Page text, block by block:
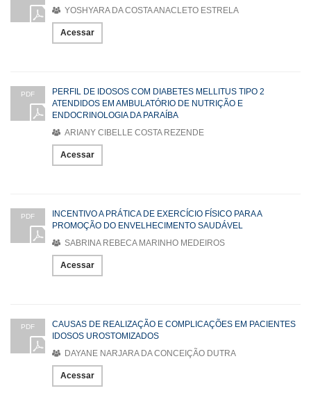
YOSHYARA DA COSTA ANACLETO ESTRELA
Acessar
PDF
PERFIL DE IDOSOS COM DIABETES MELLITUS TIPO 2
ATENDIDOS EM AMBULATÓRIO DE NUTRIÇÃO E
ENDOCRINOLOGIA DA PARAÍBA
ARIANY CIBELLE COSTA REZENDE
Acessar
PDF
INCENTIVO A PRÁTICA DE EXERCÍCIO FÍSICO PARA A
PROMOÇÃO DO ENVELHECIMENTO SAUDÁVEL
SABRINA REBECA MARINHO MEDEIROS
Acessar
PDF
CAUSAS DE REALIZAÇÃO E COMPLICAÇÕES EM PACIENTES
IDOSOS UROSTOMIZADOS
DAYANE NARJARA DA CONCEIÇÃO DUTRA
Acessar